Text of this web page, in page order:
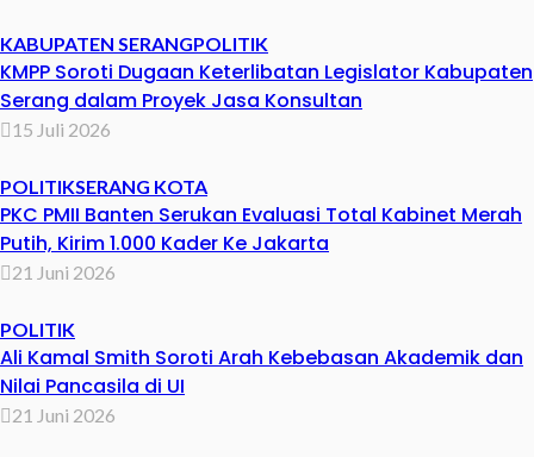
KABUPATEN SERANGPOLITIK
KMPP Soroti Dugaan Keterlibatan Legislator Kabupaten
Serang dalam Proyek Jasa Konsultan
15 Juli 2026
POLITIKSERANG KOTA
PKC PMII Banten Serukan Evaluasi Total Kabinet Merah
Putih, Kirim 1.000 Kader Ke Jakarta
21 Juni 2026
POLITIK
Ali Kamal Smith Soroti Arah Kebebasan Akademik dan
Nilai Pancasila di UI
21 Juni 2026